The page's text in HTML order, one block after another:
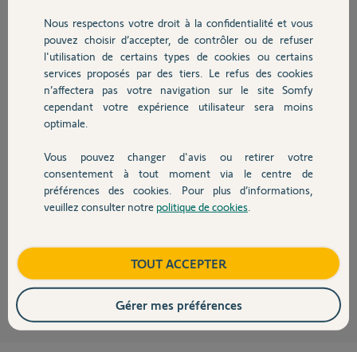
Chauffage
Autres produits
Devis avec un pro
Contact
Participer au fil de discussion
Réponses
Bonjour Martial
Voir communication Somfy ci jointe
Nous respectons votre droit à la confidentialité et vous
pouvez choisir d’accepter, de contrôler ou de refuser
l'utilisation de certains types de cookies ou certains
services proposés par des tiers. Le refus des cookies
n’affectera pas votre navigation sur le site Somfy
cependant votre expérience utilisateur sera moins
optimale.
Vous pouvez changer d'avis ou retirer votre
consentement à tout moment via le centre de
préférences des cookies. Pour plus d’informations,
veuillez consulter notre politique de cookies
TOUT ACCEPTER
Gérer mes préférences